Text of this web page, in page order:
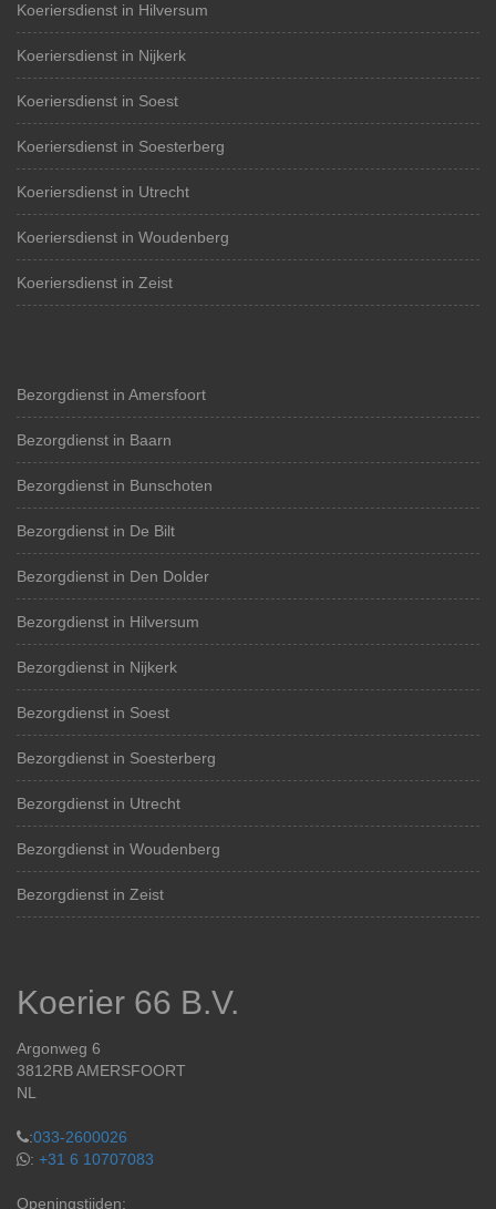
Koeriersdienst in Hilversum
Koeriersdienst in Nijkerk
Koeriersdienst in Soest
Koeriersdienst in Soesterberg
Koeriersdienst in Utrecht
Koeriersdienst in Woudenberg
Koeriersdienst in Zeist
Bezorgdienst in Amersfoort
Bezorgdienst in Baarn
Bezorgdienst in Bunschoten
Bezorgdienst in De Bilt
Bezorgdienst in Den Dolder
Bezorgdienst in Hilversum
Bezorgdienst in Nijkerk
Bezorgdienst in Soest
Bezorgdienst in Soesterberg
Bezorgdienst in Utrecht
Bezorgdienst in Woudenberg
Bezorgdienst in Zeist
Koerier 66 B.V.
Argonweg 6
3812RB AMERSFOORT
NL
:033-2600026
: +31 6 10707083
Openingstijden: